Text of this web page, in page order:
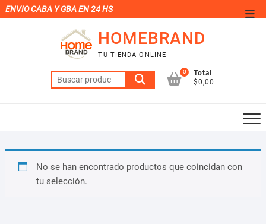
Saltar
al
ENVIO CABA Y GBA EN 24 HS
HOMEBRAND
TU TIENDA ONLINE
Buscar
por:
0
Total
$0,00
No se han encontrado productos que coincidan con
tu selección.